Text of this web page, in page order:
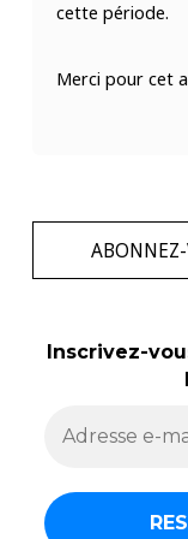
cette période.
Merci pour cet
Inscrivez-